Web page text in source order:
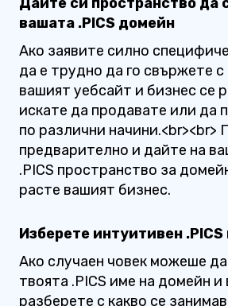
вашата .PICS домейн
Ако заявите силно
да е трудно да го свържете с
вашият уебсайт и бизнес се
искате да продавате или да
по различни начини.<br><br>
предварително и дайте на
.PICS пространство за
расте вашият бизнес.
Изберете интуитивен
Ако случаен човек можеше
твоята .PICS име на домейн и
разберете с какво се